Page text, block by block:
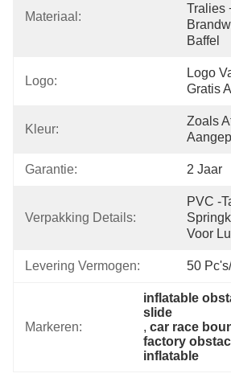
Materiaal:
Tralies
Baffel
Logo:
Logo
Gratis
Kleur:
Zoals
Garantie: 2 Jaar
Verpakking Details:
PVC -
Voor
Levering Vermogen: 50
Markeren:
inflatable
slide
, car race
factory
inflatable